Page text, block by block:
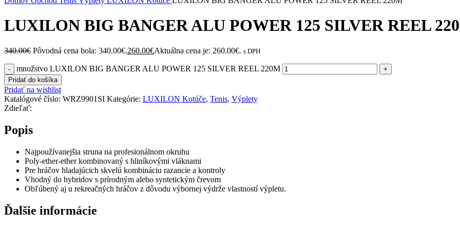
LUXILON BIG BANGER ALU POWER 125 SILVER REEL
340.00€ Pôvodná cena bola: 340.00€.260.00€Aktuálna cena je: 260.00€. s DPH
množstvo LUXILON BIG BANGER ALU POWER 125 SILVER REEL 220M
Pridať do košíka
Pridať na wishlist
Katalógové číslo: WRZ9901SI Kategórie: LUXILON Kotúče, Tenis, Výplety
Zdieľať:
Popis
Najpoužívanejšia struna na profesionálnom okruhu
Poly-ether-ether kombinovaný s hliníkovými vláknami
Pre hráčov hladajúcich skvelú kombináciu razancie a kontroly
Vhodný do hybridov s prírodným alebo syntetickým črevom
Obľúbený aj u rekreačných hráčov z dôvodu výbornej výdrže vlastností výpletu.
Ďalšie informácie